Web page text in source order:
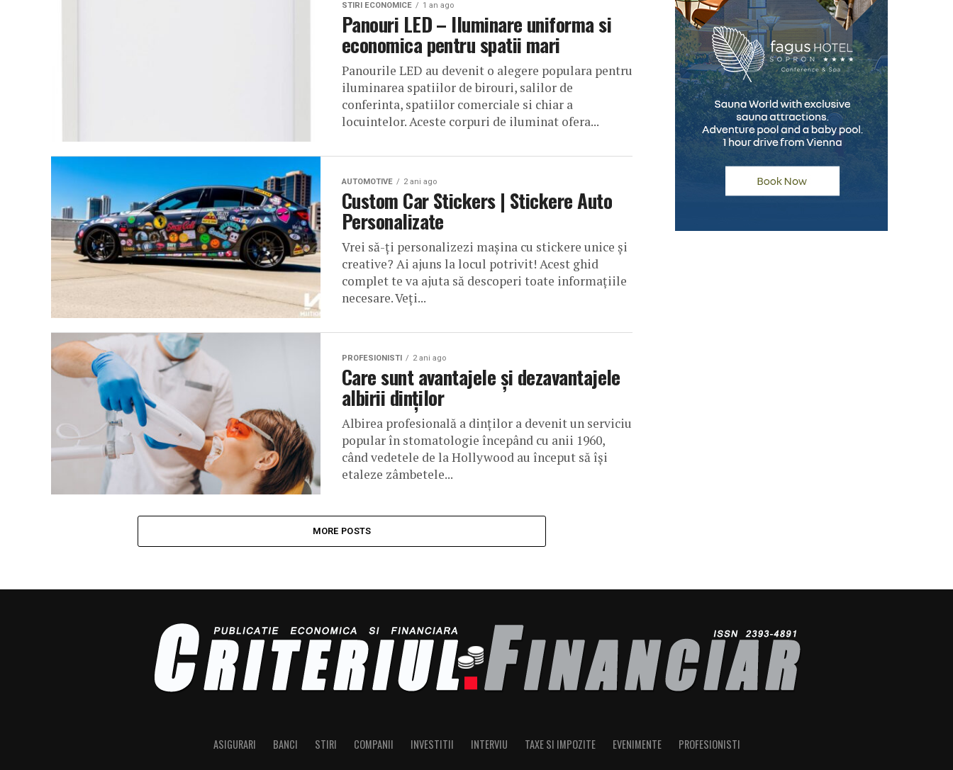
STIRI ECONOMICE 1 an ago
Panouri LED – Iluminare uniforma si
economica pentru spatii mari
Panourile LED au devenit o alegere populara pentru
iluminarea spatiilor de birouri, salilor de
conferinta, spatiilor comerciale si chiar a
locuintelor. Aceste corpuri de iluminat ofera...
AUTOMOTIVE 2 ani ago
Custom Car Stickers | Stickere Auto
Personalizate
Vrei să-ți personalizezi mașina cu stickere unice și
creative? Ai ajuns la locul potrivit! Acest ghid
complet te va ajuta să descoperi toate informațiile
necesare. Veți...
PROFESIONISTI 2 ani ago
Care sunt avantajele și dezavantajele
albirii dinților
Albirea profesională a dinților a devenit un serviciu
popular în stomatologie începând cu anii 1960,
când vedetele de la Hollywood au început să își
etaleze zâmbetele...
MORE POSTS
ASIGURARI BANCI STIRI COMPANII INVESTITII INTERVIU TAXE SI IMPOZITE EVENIMENTE PROFESIONISTI